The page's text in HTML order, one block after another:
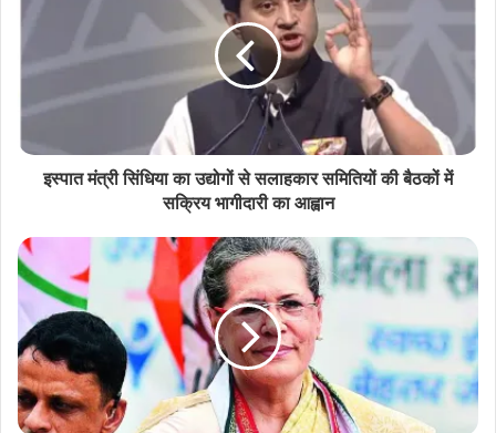
इस्पात मंत्री सिंधिया का उद्योगों से सलाहकार समितियों की बैठकों में
सक्रिय भागीदारी का आह्वान